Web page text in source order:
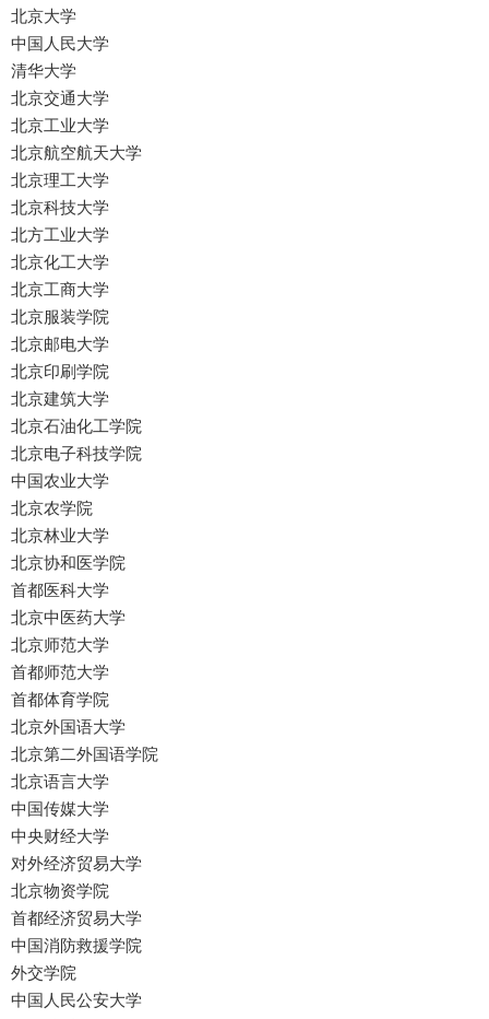
北京大学
中国人民大学
清华大学
北京交通大学
北京工业大学
北京航空航天大学
北京理工大学
北京科技大学
北方工业大学
北京化工大学
北京工商大学
北京服装学院
北京邮电大学
北京印刷学院
北京建筑大学
北京石油化工学院
北京电子科技学院
中国农业大学
北京农学院
北京林业大学
北京协和医学院
首都医科大学
北京中医药大学
北京师范大学
首都师范大学
首都体育学院
北京外国语大学
北京第二外国语学院
北京语言大学
中国传媒大学
中央财经大学
对外经济贸易大学
北京物资学院
首都经济贸易大学
中国消防救援学院
外交学院
中国人民公安大学